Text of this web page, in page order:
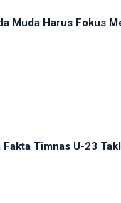
Muda Harus Fokus
Timnas U-23